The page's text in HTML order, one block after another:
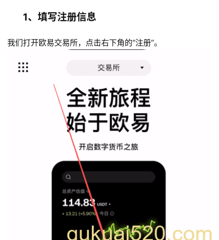
1、填写注册信息
我们打开欧易交易所，点击右下角的“注册”。